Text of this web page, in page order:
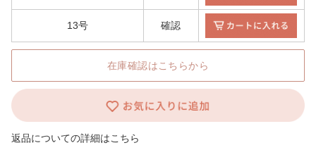
13号 確認
在庫確認はこちらから
返品についての詳細はこちら